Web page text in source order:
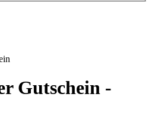
Gutschein -